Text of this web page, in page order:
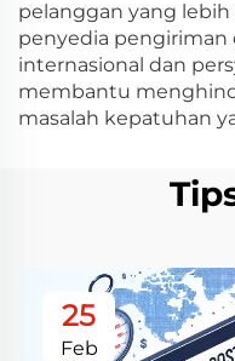
pelanggan yang lebih
penyedia pengiriman
internasional dan
membantu
masalah kepatuhan
25
Feb